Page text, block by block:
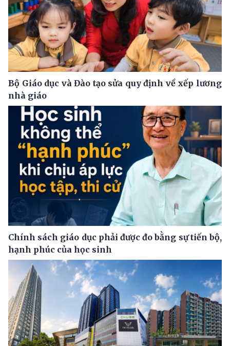
Bộ Giáo dục và Đào tạo sửa quy định về xếp lương
nhà giáo
Chính sách giáo dục phải được đo bằng sự tiến bộ,
hạnh phúc của học sinh